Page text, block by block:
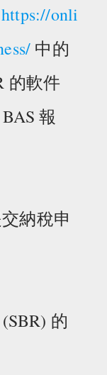
https://onli
中的
的軟件
報
納稅申
的